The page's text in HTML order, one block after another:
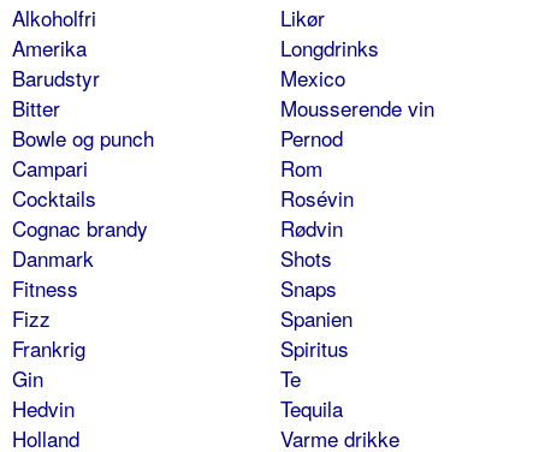
Alkoholfri
Amerika
Barudstyr
Bitter
Bowle og punch
Campari
Cocktails
Cognac brandy
Danmark
Fitness
Fizz
Frankrig
Gin
Hedvin
Holland
Likør
Longdrinks
Mexico
Mousserende vin
Pernod
Rom
Rosévin
Rødvin
Shots
Snaps
Spanien
Spiritus
Te
Tequila
Varme drikke